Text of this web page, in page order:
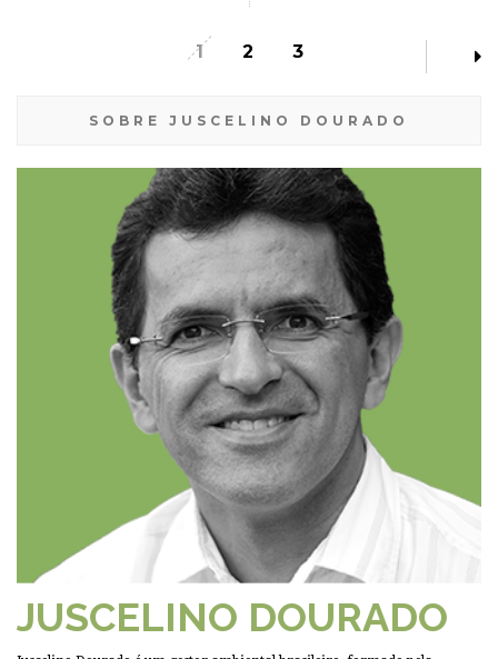
1 2 3
SOBRE JUSCELINO DOURADO
JUSCELINO DOURADO